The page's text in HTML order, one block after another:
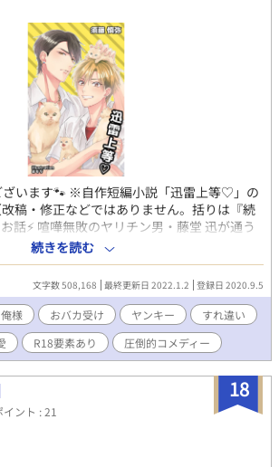
ざいます🐾 ※自作短編小説「迅雷上等♡」の
稿・修正などではありません。括りは『続
話⚡ 喧嘩無敗のヤリチン男・藤堂 迅が通う
ンキー・水上 雷が転校してきた。 バカ素直で
雷が気になり始める迅は、その手腕でとり
した、つもりだった。 しかし雷は鈍かった。
かった。 これは、両極端なヤンキー二人が
と、付き合ってからの日々を両者の視点か
※※※ 表紙はおもち様作でございます！ 独
いくらい長い期間、お披露目を我慢してい
に居ます。 想像以上の素晴らしい二人に仕
た、おもちさんに感謝です＼(^o^)／♡
ち様Twitter ID） ※※※ 本編完結済み🐾
続きを読む
文字数 508,168 最終更新日 2022.1.2 登録日 2020.9.5
俺様 おバカ受け ヤンキー
すれ違い
R18要素あり 圧倒的コメディー
18
ント : 21